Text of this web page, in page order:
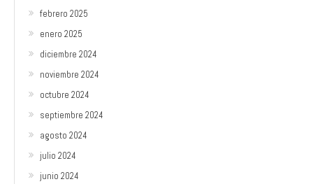
febrero 2025
enero 2025
diciembre 2024
noviembre 2024
octubre 2024
septiembre 2024
agosto 2024
julio 2024
junio 2024